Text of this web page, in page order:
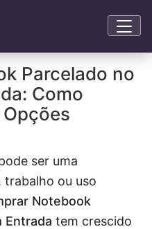
Parcelado no
Como
ser uma
trabalho ou uso
Notebook
Entrada tem crescido